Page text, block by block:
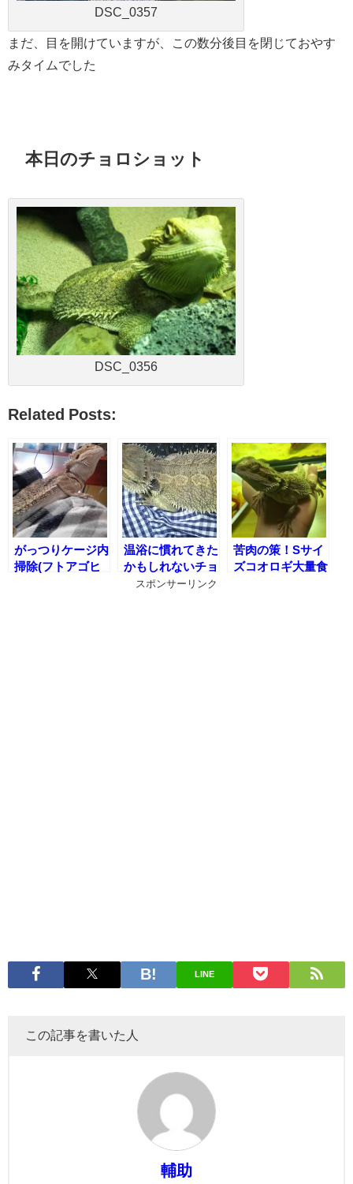
DSC_0357
まだ、目を開けていますが、この数分後目を閉じておやす
みタイムでした
本日のチョロショット
DSC_0356
Related Posts:
がっつりケージ内
掃除(フトアゴヒ
温浴に慣れてきた
かもしれないチョ
ロ(フトアゴヒゲ
苦肉の策！Sサイ
ズコオロギ大量食
スポンサーリンク
LINE
この記事を書いた人
輔助